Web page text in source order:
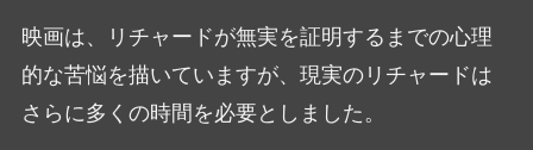
映画は、リチャードが無実を証明するまでの心理
的な苦悩を描いていますが、現実のリチャードは
さらに多くの時間を必要としました。